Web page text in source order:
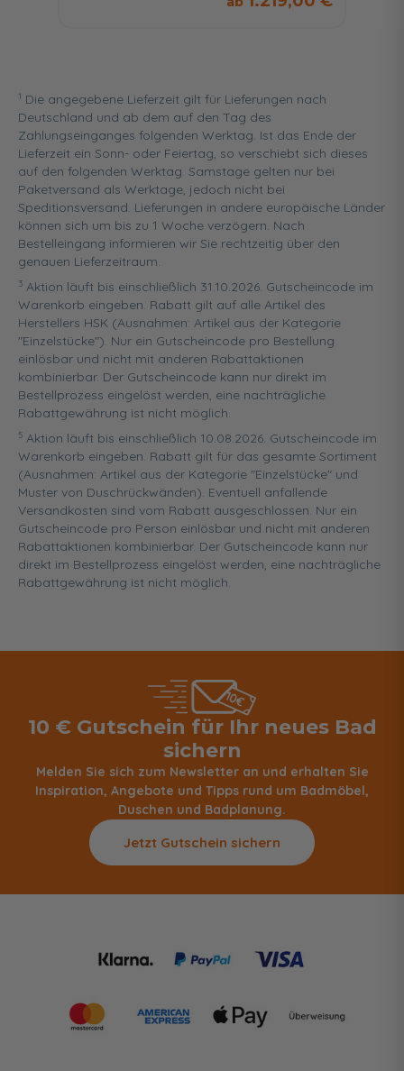
1 Die angegebene Lieferzeit gilt für Lieferungen nach
Deutschland und ab dem auf den Tag des
Zahlungseinganges folgenden Werktag. Ist das Ende der
Lieferzeit ein Sonn- oder Feiertag, so verschiebt sich dieses
auf den folgenden Werktag. Samstage gelten nur bei
Paketversand als Werktage, jedoch nicht bei
Speditionsversand. Lieferungen in andere europäische Länder
können sich um bis zu 1 Woche verzögern. Nach
Bestelleingang informieren wir Sie rechtzeitig über den
genauen Lieferzeitraum.
3 Aktion läuft bis einschließlich 31.10.2026. Gutscheincode im
Warenkorb eingeben. Rabatt gilt auf alle Artikel des
Herstellers HSK (Ausnahmen: Artikel aus der Kategorie
"Einzelstücke"). Nur ein Gutscheincode pro Bestellung
einlösbar und nicht mit anderen Rabattaktionen
kombinierbar. Der Gutscheincode kann nur direkt im
Bestellprozess eingelöst werden, eine nachträgliche
Rabattgewährung ist nicht möglich.
5 Aktion läuft bis einschließlich 10.08.2026. Gutscheincode im
Warenkorb eingeben. Rabatt gilt für das gesamte Sortiment
(Ausnahmen: Artikel aus der Kategorie "Einzelstücke" und
Muster von Duschrückwänden). Eventuell anfallende
Versandkosten sind vom Rabatt ausgeschlossen. Nur ein
Gutscheincode pro Person einlösbar und nicht mit anderen
Rabattaktionen kombinierbar. Der Gutscheincode kann nur
direkt im Bestellprozess eingelöst werden, eine nachträgliche
Rabattgewährung ist nicht möglich.
10 € Gutschein für Ihr neues Bad
sichern
Melden Sie sich zum Newsletter an und erhalten Sie
Inspiration, Angebote und Tipps rund um Badmöbel,
Duschen und Badplanung.
Jetzt Gutschein sichern